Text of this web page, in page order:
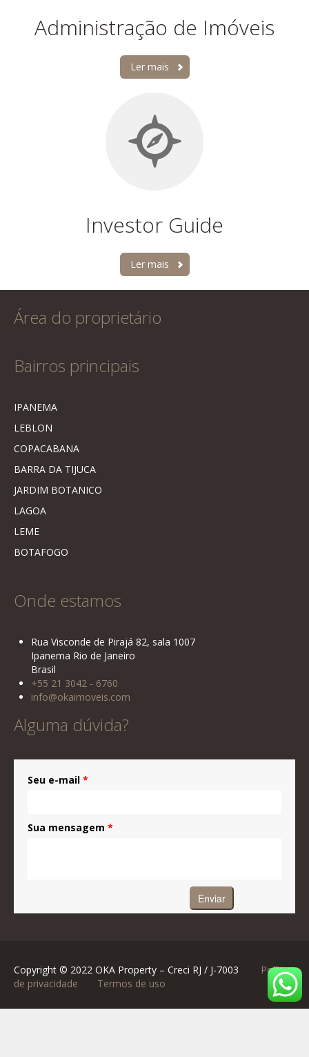
Administração de Imóveis
Ler mais
Investor Guide
Ler mais
Área do proprietário
Bairros principais
IPANEMA
LEBLON
COPACABANA
BARRA DA TIJUCA
JARDIM BOTANICO
LAGOA
LEME
BOTAFOGO
Onde estamos
Rua Visconde de Pirajá 82, sala 1007
Ipanema Rio de Janeiro
Brasil
+55 21 3042 - 6760
info@okaimoveis.com
Alguma dúvida?
Seu e-mail *
Sua mensagem *
Copyright © 2022 OKA Property – Creci RJ / J-7003
Política
de privacidade
Termos de uso